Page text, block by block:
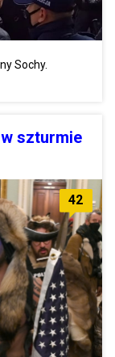
Sochy.
szturmie
42